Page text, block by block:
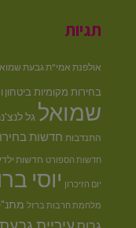
תגיות
אולפנת אמי"ת גבעת
בחירות מקומיות ביטחון
שמואל גל
התנדבות חדשות בחירות
חדשות הספורט חדשות
יום הזיכרון יוסי
מלחמת חרבות ברזל